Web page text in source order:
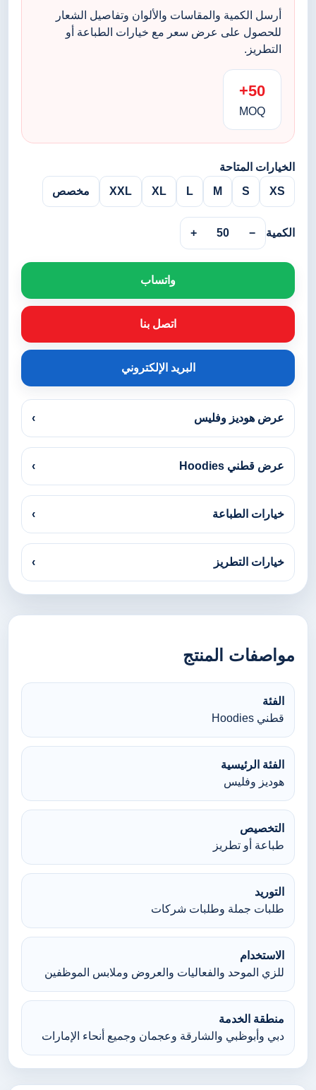
أرسل الكمية والمقاسات والألوان وتفاصيل الشعار
للحصول على عرض سعر مع خيارات الطباعة أو
التطريز.
50+
MOQ
الخيارات المتاحة
XS
S
M
L
XL
XXL مخصص
الكمية −
50
+
واتساب
اتصل بنا
البريد الإلكتروني
عرض هوديز وفليس ›
عرض قطني Hoodies ›
خيارات الطباعة ›
خيارات التطريز ›
مواصفات المنتج
الفئة
قطني Hoodies
الفئة الرئيسية
هوديز وفليس
التخصيص
طباعة أو تطريز
التوريد
طلبات جملة وطلبات شركات
الاستخدام
للزي الموحد والفعاليات والعروض وملابس الموظفين
منطقة الخدمة
دبي وأبوظبي والشارقة وعجمان وجميع أنحاء الإمارات